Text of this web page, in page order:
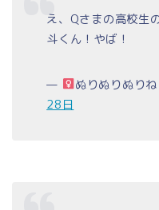
え、Qさまの高校生
斗くん！やば！
— ぬりぬりぬりね
28日